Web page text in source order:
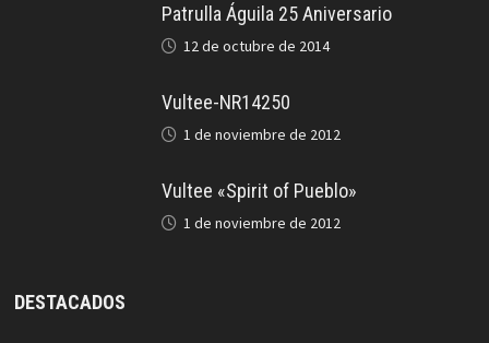
Patrulla Águila 25 Aniversario
12 de octubre de 2014
Vultee-NR14250
1 de noviembre de 2012
Vultee «Spirit of Pueblo»
1 de noviembre de 2012
DESTACADOS